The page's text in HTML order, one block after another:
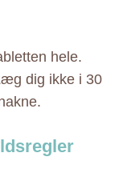
hele.
dig ikke i 30